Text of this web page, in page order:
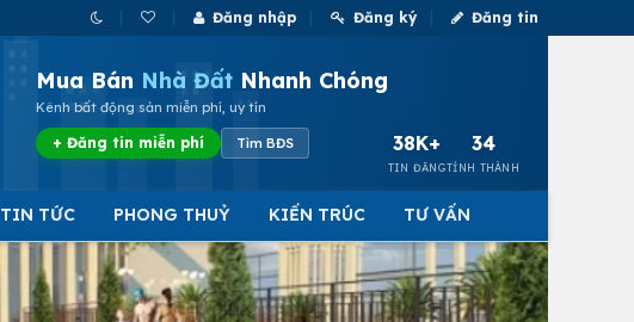
Đăng nhập Đăng ký Đăng tin
Mua Bán Nhà Đất Nhanh Chóng
Kênh bất động sản miễn phí, uy tín
+ Đăng tin miễn phí Tìm BĐS 38K+
TIN ĐĂNG
34
TỈNH THÀNH
TIN TỨC PHONG THUỶ KIẾN TRÚC TƯ VẤN